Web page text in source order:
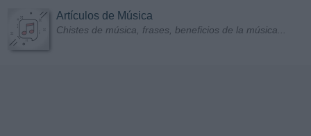
Artículos de Música
Chistes de música, frases, beneficios de la música...